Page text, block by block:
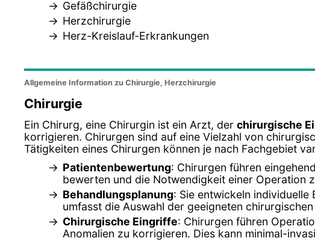
Gefäßchirurgie
Herzchirurgie
Herz-Kreislauf-Erkrankungen
Allgemeine Information zu Chirurgie, Herzchirurgie
Chirurgie
Ein Chirurg, eine Chirurgin ist ein Arzt, der chirurgische
korrigieren. Chirurgen sind auf eine Vielzahl von
Tätigkeiten eines Chirurgen können je nach Fachgebiet
Patientenbewertung: Chirurgen führen
bewerten und die Notwendigkeit einer Operation
Behandlungsplanung: Sie entwickeln individuelle
umfasst die Auswahl der geeigneten
Chirurgische Eingriffe: Chirurgen führen
Anomalien zu korrigieren. Dies kann minimal-